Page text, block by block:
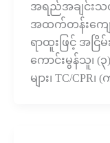
အရည်အချင်းသ
အထက်တန်းကျေ
ရာထူးဖြင့် အငြိမ်
ကောင်းမွန်သူ၊ (
များ၊ TC/CPR